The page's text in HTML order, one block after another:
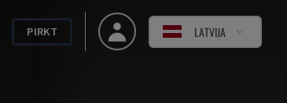
PIRKT LATVIJA